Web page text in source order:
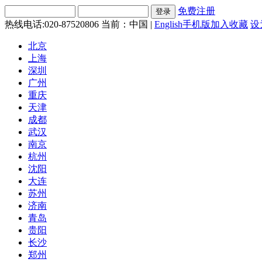
免费注册
热线电话:020-87520806 当前：中国 | English手机版加入收藏 设
北京
上海
深圳
广州
重庆
天津
成都
武汉
南京
杭州
沈阳
大连
苏州
济南
青岛
贵阳
长沙
郑州